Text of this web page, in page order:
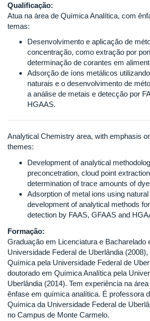
Qualificação:
Atua na área de Química Analítica, com
temas:
Desenvolvimento e aplicação de
concentração, como extração por
determinação de corantes em
Adsorção de íons metálicos
naturais e o desenvolvimento de
a análise de metais e detecção por
HGAAS.
Analytical Chemistry area, with emphasis
themes:
Development of analytical
preconcetration, cloud point
determination of trace amounts of
Adsorption of metal ions using
development of analytical methods
detection by FAAS, GFAAS and
Formação:
Graduação em Licenciatura e Bacharelado
Universidade Federal de Uberlândia
Química pela Universidade Federal de
doutorado em Química Analítica pela
Uberlândia (2014). Tem experiência na
ênfase em química analítica. É professora
Química da Universidade Federal de
no Campus de Monte Carmelo.